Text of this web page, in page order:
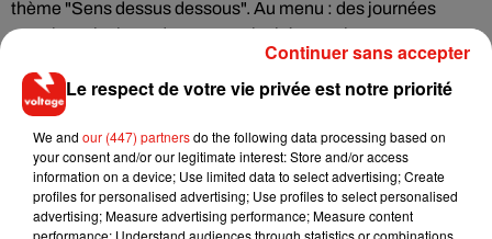
thème "Sens dessus dessous". Au menu : des journées
gratuites ainsi que des auteurs invités sur place.
La météo en Ile-de-France ?
Un jeudi ensoleillé malgré quelques voiles, mais surtout très
gel matinal sur la région parisienne
Ecouter L'essentiel de l'actu 01/12/2016 12H
Le respect de votre vie privée est notre priorité
We and our (447) partnersdo the following data processing based on
your consent and/or our legitimate interest: Store and/or access
information on a device; Use limited data to select advertising; Create
profiles for personalised advertising; Use profiles to select personalised
advertising; Measure advertising performance; Measure content
performance; Understand audiences through statistics or combinations
Continuer sans accepter